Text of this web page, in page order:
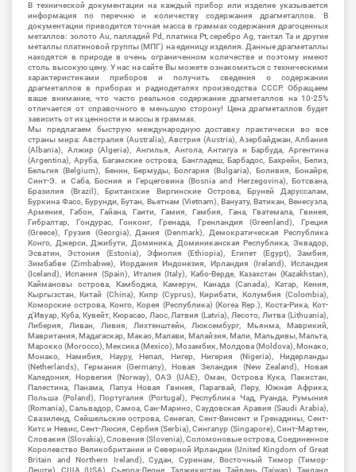
В технической документации на каждый прибор или изделие указывается
информация по перечню и количеству содержания драгметаллов. В
документации приводится точная масса в граммах содержания драгоценных
металлов: золото Au, палладий Pd, платина Pt, серебро Ag, тантал Ta и другие
металлы платиновой группы (МПГ) на единицу изделия. Данные драгметаллы
находятся в природе в очень ограниченном количестве и поэтому имеют
столь высокую цену. У нас на сайте Вы можете ознакомиться с техническими
характеристиками приборов и получить сведения о содержании
драгметаллов в приборах и радиодеталях производства СССР. Обращаем
ваше внимание, что часто реальное содержание драгметаллов на 10-25%
отличается от справочного в меньшую сторону! Цена драгметаллов будет
зависить от их ценности и массы в граммах.
Мы предлагаем быструю международную доставку практически во все
страны мира: Австралия (Australia), Австрия (Austria), Азербайджан, Албания
(Albania), Алжир (Algeria), Ангилья, Ангола, Антигуа и Барбуда, Аргентина
(Argentina), Аруба, Багамские острова, Бангладеш, Барбадос, Бахрейн, Белиз,
Бельгия (Belgium), Бенин, Бермуды, Болгария (Bulgaria), Боливия, Бонайре,
Синт-Э. и Саба, Босния и Герцеговина (Bosnia and Herzegovina), Ботсвана,
Бразилия (Brazil), Британские Виргинские Острова, Бруней Даруссалам,
Буркина Фасо, Бурунди, Бутан, Вьетнам (Vietnam), Вануату, Ватикан, Венесуэла,
Армения, Габон, Гайана, Гаити, Гамия, Гамбия, Гана, Гватемала, Гвинея,
Гибралтар, Гондурас, Гонконг, Гренада, Гренландия (Greenland), Греция
(Greece), Грузия (Georgia), Дания (Denmark), Демократическая Республика
Конго, Джерси, Джибути, Доминика, Доминиканская Республика, Эквадор,
Эсватин, Эстония (Estonia), Эфиопия (Ethiopia), Египет (Egypt), Замбия,
Зимбабве (Zimbabwe), Иордания Индонезия, Ирландия (Ireland), Исландия
(Iceland), Испания (Spain), Италия (Italy), Кабо-Верде, Казахстан (Kazakhstan),
Каймановы острова, Камбоджа, Камерун, Канада (Canada), Катар, Кения,
Кыргызстан, Китай (China), Кипр (Cyprus), Кирибати, Колумбия (Colombia),
Коморские острова, Конго, Корея (Республика) (Korea Rep.), Коста-Рика, Кот-
д'Ивуар, Куба, Кувейт, Кюрасао, Лаос, Латвия (Latvia), Лесото, Литва (Lithuania),
Либерия, Ливан, Ливия, Лихтенштейн, Люксембург, Мьянма, Маврикий,
Мавритания, Мадагаскар, Макао, Малави, Малайзия, Мали, Мальдивы, Мальта,
Марокко (Morocco), Мексика (Mexico), Мозамбик, Молдова (Moldova), Монако,
Монако, Намибия, Науру, Непал, Нигер, Нигерия (Nigeria), Нидерланды
(Netherlands), Германия (Germany), Новая Зеландия (New Zealand), Новая
Каледония, Норвегия (Norway), ОАЭ (UAE), Оман, Острова Кука, Пакистан,
Палестина, Панама, Папуа Новая Гвинея, Парагвай, Перу, Южная Африка,
Польша (Poland), Португалия (Portugal), Республика Чад, Руанда, Румыния
(Romania), Сальвадор, Самоа, Сан-Марино, Саудовская Аравия (Saudi Arabia),
Свазиленд, Сейшельские острова, Сенегал, Сент-Винсент и Гренадины, Сент-
Китс и Невис, Сент-Люсия, Сербия (Serbia), Сингапур (Singapore), Синт-Мартен,
Словакия (Slovakia), Словения (Slovenia), Соломоновые острова, Соединенное
Королевство Великобритании и Северной Ирландии (United Kingdom of Great
Britain and Northern Ireland), Судан, Суринам, Восточный Тимор (Тимор-